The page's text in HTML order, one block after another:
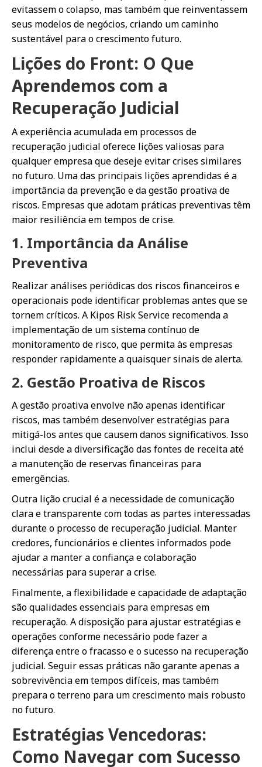
evitassem o colapso, mas também que reinventassem
seus modelos de negócios, criando um caminho
sustentável para o crescimento futuro.
Lições do Front: O Que
Aprendemos com a
Recuperação Judicial
A experiência acumulada em processos de
recuperação judicial oferece lições valiosas para
qualquer empresa que deseje evitar crises similares
no futuro. Uma das principais lições aprendidas é a
importância da prevenção e da gestão proativa de
riscos. Empresas que adotam práticas preventivas têm
maior resiliência em tempos de crise.
1. Importância da Análise
Preventiva
Realizar análises periódicas dos riscos financeiros e
operacionais pode identificar problemas antes que se
tornem críticos. A Kipos Risk Service recomenda a
implementação de um sistema contínuo de
monitoramento de risco, que permita às empresas
responder rapidamente a quaisquer sinais de alerta.
2. Gestão Proativa de Riscos
A gestão proativa envolve não apenas identificar
riscos, mas também desenvolver estratégias para
mitigá-los antes que causem danos significativos. Isso
inclui desde a diversificação das fontes de receita até
a manutenção de reservas financeiras para
emergências.
Outra lição crucial é a necessidade de comunicação
clara e transparente com todas as partes interessadas
durante o processo de recuperação judicial. Manter
credores, funcionários e clientes informados pode
ajudar a manter a confiança e colaboração
necessárias para superar a crise.
Finalmente, a flexibilidade e capacidade de adaptação
são qualidades essenciais para empresas em
recuperação. A disposição para ajustar estratégias e
operações conforme necessário pode fazer a
diferença entre o fracasso e o sucesso na recuperação
judicial. Seguir essas práticas não garante apenas a
sobrevivência em tempos difíceis, mas também
prepara o terreno para um crescimento mais robusto
no futuro.
Estratégias Vencedoras:
Como Navegar com Sucesso